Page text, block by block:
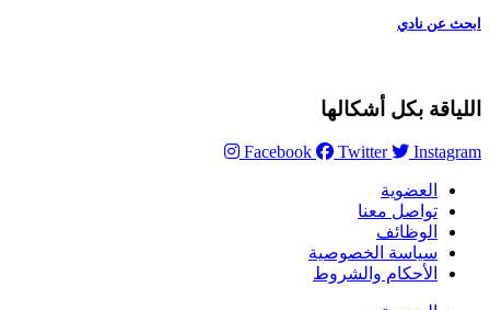
ابحث عن نادي
اللياقة بكل أشكالها
Facebook Twitter Instagram
العضوية
تواصل معنا
الوظائف
سياسة الخصوصية
الأحكام والشروط